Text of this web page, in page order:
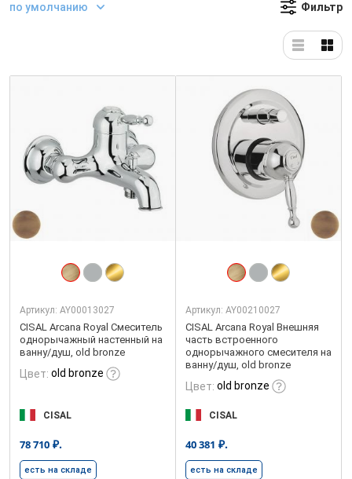
по умолчанию Фильтр
Артикул: AY00013027
CISAL Arcana Royal Смеситель
однорычажный настенный на
ванну/душ, old bronze
Цвет: old bronze
CISAL
78 710 ₽.
есть на складе
Артикул: AY00210027
CISAL Arcana Royal Внешняя
часть встроенного
однорычажного смесителя на
ванну/душ, old bronze
Цвет: old bronze
CISAL
40 381 ₽.
есть на складе